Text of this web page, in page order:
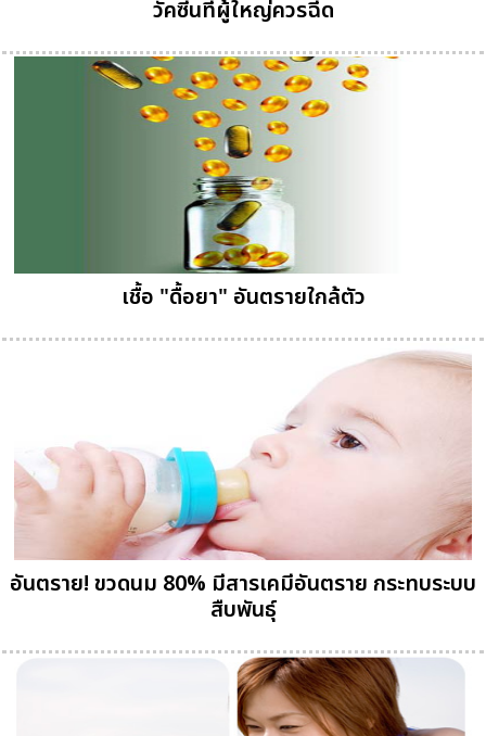
วัคซีนที่ผู้ใหญ่ควรฉีด
เชื้อ "ดื้อยา" อันตรายใกล้ตัว
อันตราย! ขวดนม 80% มีสารเคมีอันตราย กระทบระบบ
สืบพันธุ์